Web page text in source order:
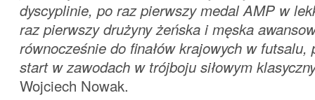
dyscyplinie, po raz pierwszy medal AMP w
raz pierwszy drużyny żeńska i męska
równocześnie do finałów krajowych w futsalu,
start w zawodach w trójboju siłowym
Wojciech Nowak.